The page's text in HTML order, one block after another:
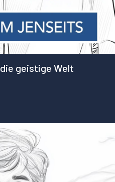
geistige Welt